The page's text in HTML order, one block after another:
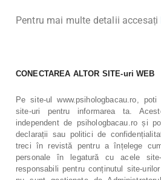
Pentru mai multe detalii accesați
CONECTAREA ALTOR SITE-uri WEB
Pe site-ul www.psihologbacau.ro,
site-uri pentru informarea ta.
independent de psihologbacau.ro și
declarații sau politici de
treci în revistă pentru a înțelege
personale în legatură cu acele
responsabili pentru conținutul site-